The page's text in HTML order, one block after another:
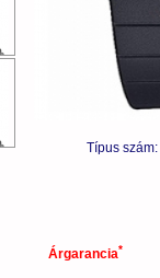
Típus szám:
Árgarancia*